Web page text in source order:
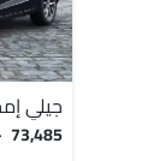
جيلي
73,485